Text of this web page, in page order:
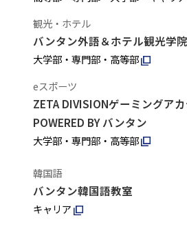
観光・ホテル
バンタン外語＆ホテル観光学院
大学部・専門部・高等部
eスポーツ
ZETA DIVISIONゲーミングア
POWERED BY バンタン
大学部・専門部・高等部
韓国語
バンタン韓国語教室
キャリア